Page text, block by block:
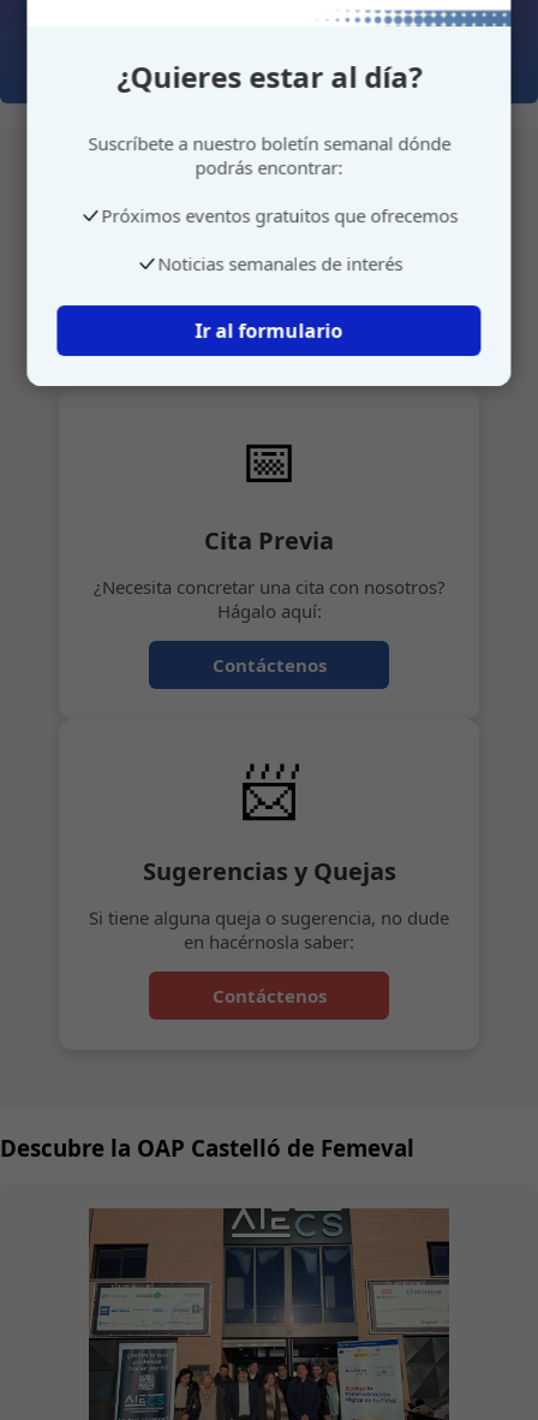
Atención personalizada
manera rápida y sencilla.
📅
Cita Previa
¿Necesita concretar una cita con nosotros?
Hágalo aquí:
Contáctenos
📨
Sugerencias y Quejas
Si tiene alguna queja o sugerencia, no dude
en hacérnosla saber:
Contáctenos
Descubre la OAP Castelló de Femeval
¿Quieres estar al día?
Suscríbete a nuestro boletín semanal dónde
podrás encontrar:
Próximos eventos gratuitos que ofrecemos
Noticias semanales de interés
Ir al formulario